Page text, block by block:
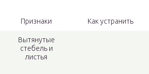
Признаки Как устранить
Вытянутые
стебель и
листья